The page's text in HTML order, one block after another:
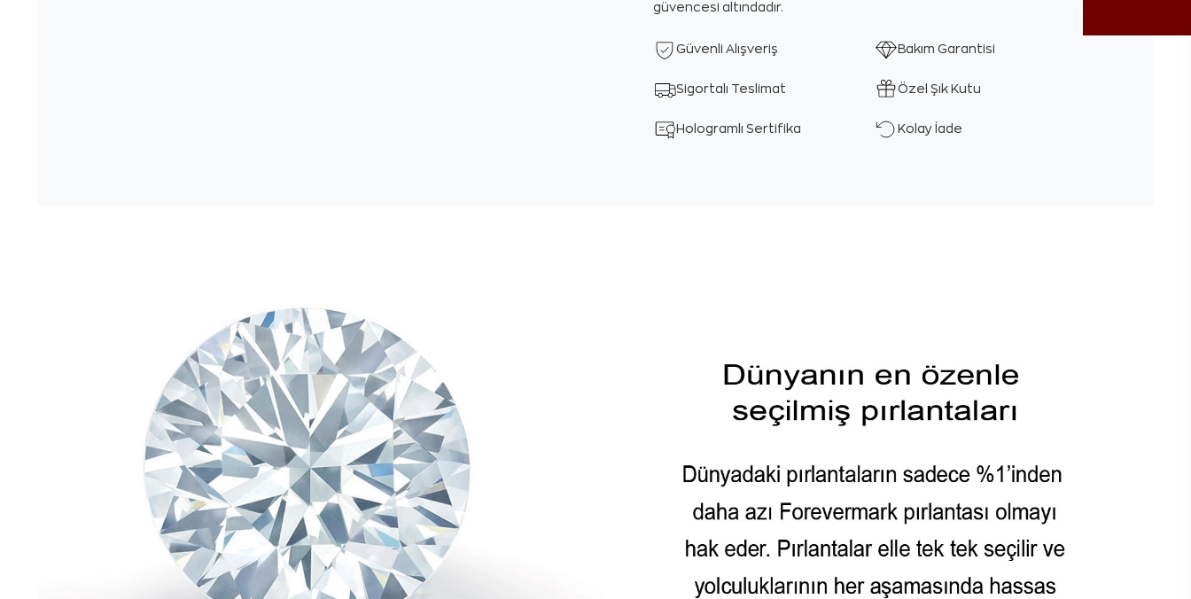
güvencesi altındadır.
Güvenli Alışveriş Bakım Garantisi
Sigortalı Teslimat Özel Şık Kutu
Hologramlı Sertifika Kolay İade